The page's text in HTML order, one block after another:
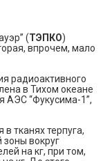
(ТЭПКО)
впрочем, мало
радиоактивного
в Тихом океане
АЭС “Фукусима-1”,
тканях терпуга,
вокруг
на кг, при том,